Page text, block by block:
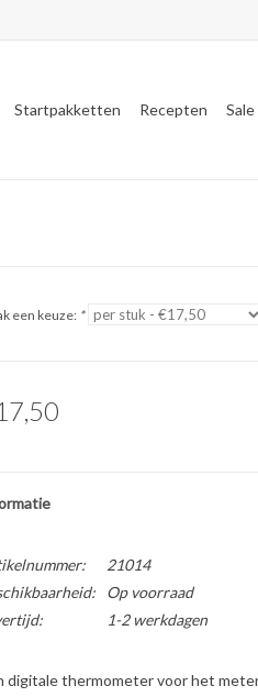
Startpakketten Recepten Sale
een keuze: *
21014
Op voorraad
1-2 werkdagen
digitale thermometer voor het